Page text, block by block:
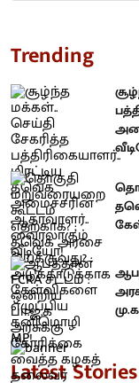
Trending
Latest Stories